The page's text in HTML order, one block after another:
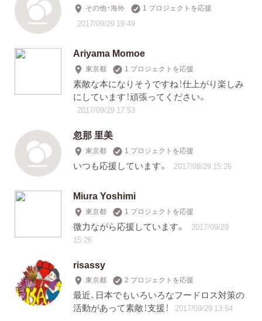
その他・海外 1 プロジェクトを応援
2017/09/29 19:49
Ariyama Momoe
東京都 1 プロジェクトを応援
素敵な本になりそうですね！仕上がり楽しみ
にしています！頑張ってください。
2017/09/29 17:53
忽那 里美
東京都 1 プロジェクトを応援
いつも応援しています。 2017/09/29 15:26
Miura Yoshimi
東京都 1 プロジェクトを応援
微力ながら応援しています。
2017/09/29
15:26
risassy
東京都 2 プロジェクトを応援
最近、日本でもいろいろなフードロス対策の
活動があって素敵！支援！
2017/09/29 13:54